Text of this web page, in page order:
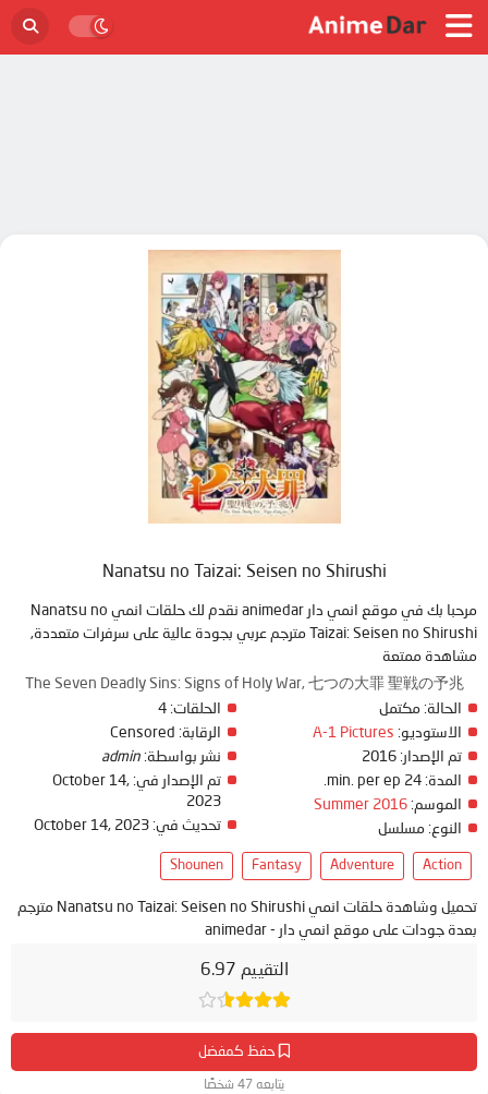
التقييم 6.97
حفظ كمفضل
يتابعه 47 شخصًا
Nanatsu no Taizai: Seisen no Shirushi
مرحبا بك في موقع انمي دار animedar نقدم لك حلقات انمي Nanatsu no
Taizai: Seisen no Shirushi مترجم عربي بجودة عالية على سرفرات متعددة,
مشاهدة ممتعة
The Seven Deadly Sins: Signs of Holy War, 七つの大罪 聖戦の予兆
الحالة: مكتمل
الاستوديو: A-1 Pictures
تم الإصدار:
المدة:
الموسم: Summer 2016
النوع: مسلسل
الحلقات: 4
الرقابة:
نشر بواسطة: admin
تم الإصدار في: October 14,
2023
تحديث في: October 14, 2023
Action
Adventure
Fantasy
Shounen
تحميل وشاهدة حلقات انمي Nanatsu no Taizai: Seisen no Shirushi مترجم
بعدة جودات على موقع انمي دار - animedar